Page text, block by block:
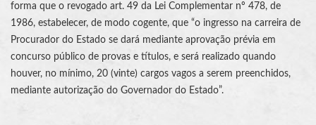
forma que o revogado art. 49 da Lei Complementar nº 478, de
1986, estabelecer, de modo cogente, que “o ingresso na carreira de
Procurador do Estado se dará mediante aprovação prévia em
concurso público de provas e títulos, e será realizado quando
houver, no mínimo, 20 (vinte) cargos vagos a serem preenchidos,
mediante autorização do Governador do Estado”.